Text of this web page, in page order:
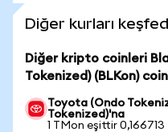
Diğer kurları
Diğer kripto coinleri
Tokenized) (BLKon)
Toyota (Ondo
Tokenized)'na
1 TMon eşittir